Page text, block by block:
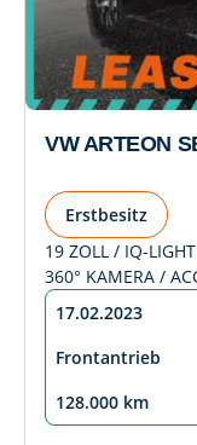
VW ARTEON
Erstbesitz
19 ZOLL / IQ-
360° KAMERA /
17.02.2023
Frontantrieb
128.000 km